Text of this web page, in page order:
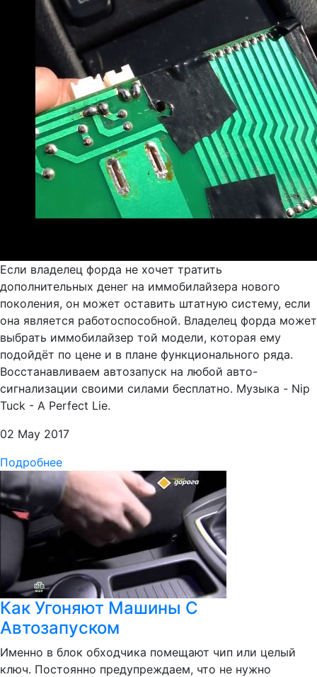
Если владелец форда не хочет тратить
дополнительных денег на иммобилайзера нового
поколения, он может оставить штатную систему, если
она является работоспособной. Владелец форда может
выбрать иммобилайзер той модели, которая ему
подойдёт по цене и в плане функционального ряда.
Восстанавливаем автозапуск на любой авто-
сигнализации своими силами бесплатно. Музыка - Nip
Tuck - A Perfect Lie.
02 May 2017
Подробнее
Как Угоняют Машины С
Автозапуском
Именно в блок обходчика помещают чип или целый
ключ. Постоянно предупреждаем, что не нужно